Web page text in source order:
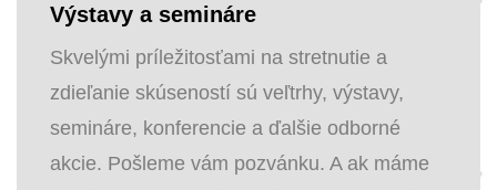
Výstavy a semináre
Skvelými príležitosťami na stretnutie a
zdieľanie skúseností sú veľtrhy, výstavy,
semináre, konferencie a ďalšie odborné
akcie. Pošleme vám pozvánku. A ak máme